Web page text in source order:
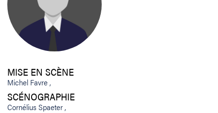
JOHN SCHLEGEL
MISE EN SCÈNE
Michel Favre
SCÉNOGRAPHIE
Cornélius Spaeter